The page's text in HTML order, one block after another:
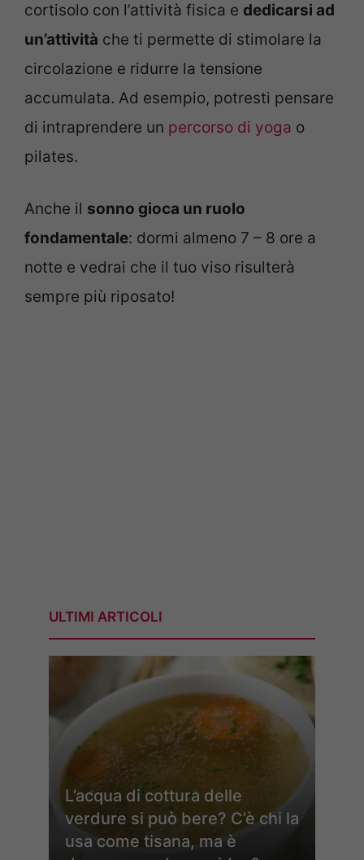
cortisolo con l’attività fisica e dedicarsi ad
un’attività che ti permette di stimolare la
circolazione e ridurre la tensione
accumulata. Ad esempio, potresti pensare
di intraprendere un percorso di yoga o
pilates.
Anche il sonno gioca un ruolo
fondamentale: dormi almeno 7 – 8 ore a
notte e vedrai che il tuo viso risulterà
sempre più riposato!
ULTIMI ARTICOLI
L’acqua di cottura delle
verdure si può bere? C’è chi la
usa come tisana, ma è